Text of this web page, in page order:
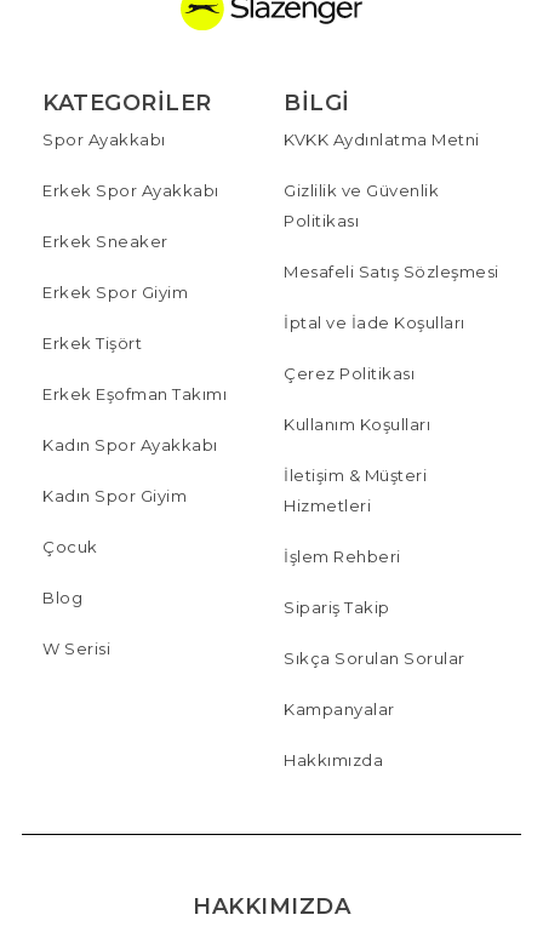
KATEGORILER
Spor Ayakkabı
Erkek Spor Ayakkabı
Erkek Sneaker
Erkek Spor Giyim
Erkek Tişört
Erkek Eşofman Takımı
Kadın Spor Ayakkabı
Kadın Spor Giyim
Çocuk
Blog
W Serisi
BILGI
KVKK Aydınlatma Metni
Gizlilik ve Güvenlik
Politikası
Mesafeli Satış Sözleşmesi
İptal ve İade Koşulları
Çerez Politikası
Kullanım Koşulları
İletişim & Müşteri
Hizmetleri
İşlem Rehberi
Sipariş Takip
Sıkça Sorulan Sorular
Kampanyalar
Hakkımızda
HAKKIMIZDA